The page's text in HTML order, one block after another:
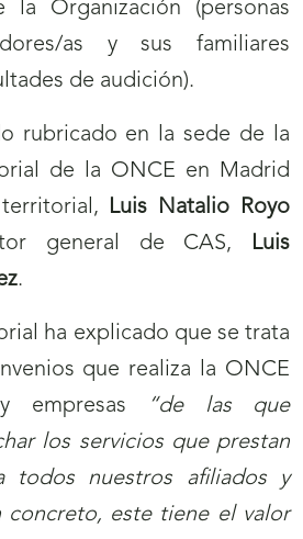
la Organización (personas
as y sus familiares
de audición).
rubricado en la sede de la
de la ONCE en Madrid
Luis Natalio Royo
general de CAS, Luis
.
ha explicado que se trata
que realiza la ONCE
empresas
“de las que
los servicios que prestan
todos nuestros afiliados y
concreto, este tiene el valor